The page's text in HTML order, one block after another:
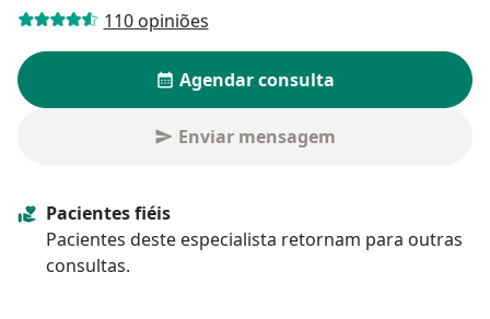
110 opiniões
Agendar consulta
Enviar mensagem
Pacientes fiéis
Pacientes deste especialista retornam para outras
consultas.